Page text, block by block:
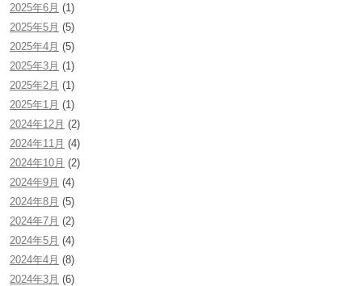
2025年6月 (1)
2025年5月 (5)
2025年4月 (5)
2025年3月 (1)
2025年2月 (1)
2025年1月 (1)
2024年12月 (2)
2024年11月 (4)
2024年10月 (2)
2024年9月 (4)
2024年8月 (5)
2024年7月 (2)
2024年5月 (4)
2024年4月 (8)
2024年3月 (6)